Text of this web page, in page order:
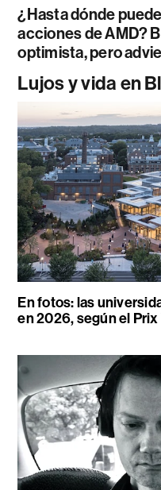
¿Hasta dónde
acciones de AMD?
optimista, pero
Lujos y vida en
En fotos: las
en 2026, según el